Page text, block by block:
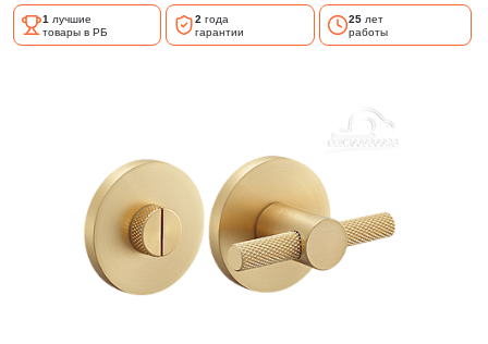
1 лучшие
товары в РБ
2 года
гарантии
25лет
работы